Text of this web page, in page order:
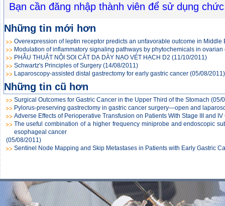
Bạn cần đăng nhập thành viên để sử dụng
Những tin mới hơn
Overexpression of leptin receptor predicts an unfavorable outcome in Middle
Modulation of inflammatory signaling pathways by phytochemicals in ovarian
PHẪU THUẬT NỘI SOI CẮT DẠ DÀY NẠO VÉT HẠCH D2 (11/10/2011)
Schwartz's Principles of Surgery (14/08/2011)
Laparoscopy-assisted distal gastrectomy for early gastric cancer (05/08/2011)
Những tin cũ hơn
Surgical Outcomes for Gastric Cancer in the Upper Third of the Stomach (05/
Pylorus-preserving gastrectomy in gastric cancer surgery—open and
Adverse Effects of Perioperative Transfusion on Patients With Stage III and IV
The useful combination of a higher frequency miniprobe and endoscopic
esophageal cancer
(05/08/2011)
Sentinel Node Mapping and Skip Metastases in Patients with Early Gastric